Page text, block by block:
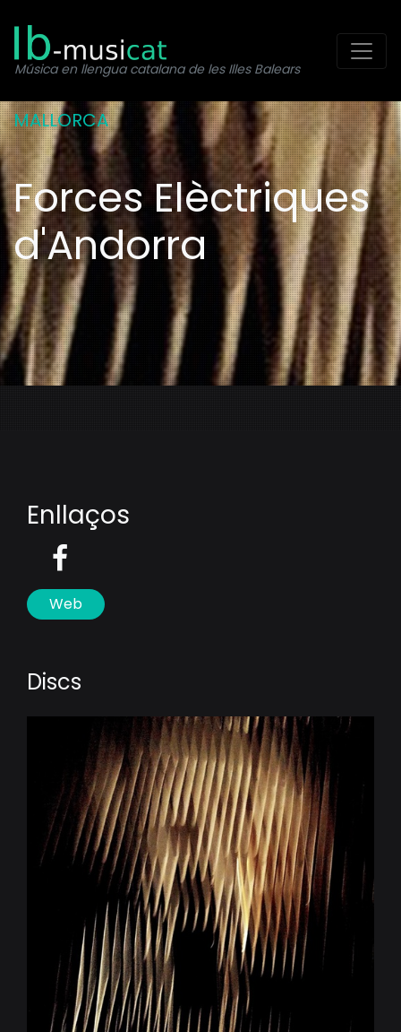
Música en llengua catalana de les Illes Balears
MALLORCA
Forces Elèctriques
d'Andorra
Enllaços
Web
Discs